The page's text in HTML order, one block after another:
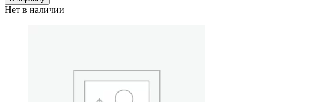
Нет в наличии